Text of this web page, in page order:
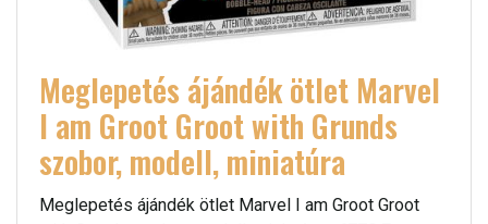
Meglepetés ájándék ötlet Marvel
I am Groot Groot with Grunds
szobor, modell, miniatúra
Meglepetés ájándék ötlet Marvel I am Groot Groot